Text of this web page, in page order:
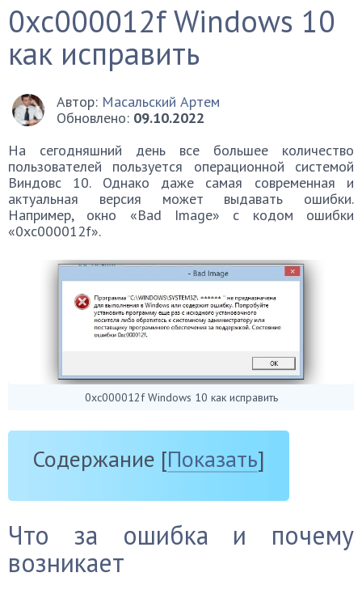
0xc000012f Windows 10
как исправить
Автор: Масальский Артем
Обновлено: 09.10.2022
На сегодняшний день все большее количество
пользователей пользуется операционной системой
Виндовс 10. Однако даже самая современная и
актуальная версия может выдавать ошибки.
Например, окно «Bad Image» с кодом ошибки
«0xc000012f».
0xc000012f Windows 10 как исправить
Содержание [Показать]
Что за ошибка и почему
возникает